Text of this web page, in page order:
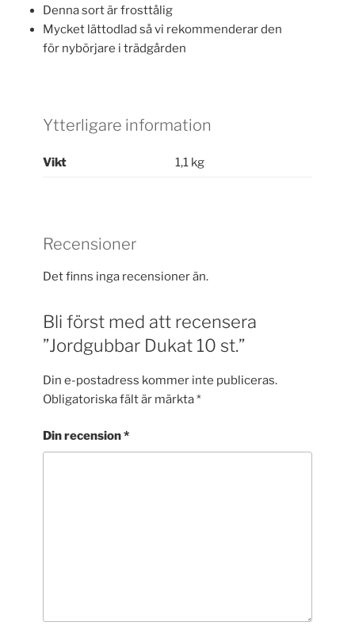
Denna sort är frosttålig
Mycket lättodlad så vi rekommenderar den
för nybörjare i trädgården
Ytterligare information
Vikt 1,1 kg
Recensioner
Det finns inga recensioner än.
Bli först med att recensera
”Jordgubbar Dukat 10 st.”
Din e-postadress kommer inte publiceras.
Obligatoriska fält är märkta*
Din recension*